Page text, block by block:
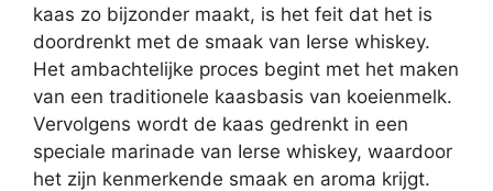
kaas zo bijzonder maakt, is het feit dat het is
doordrenkt met de smaak van Ierse whiskey.
Het ambachtelijke proces begint met het maken
van een traditionele kaasbasis van koeienmelk.
Vervolgens wordt de kaas gedrenkt in een
speciale marinade van Ierse whiskey, waardoor
het zijn kenmerkende smaak en aroma krijgt.